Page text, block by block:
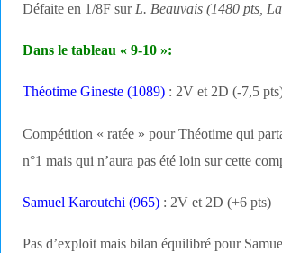
Défaite en 1/8F surL. Beauvais (1480 pts,
Dans le tableau « 9-10 »:
Théotime Gineste (1089) : 2V et 2D (-7,5
Compétition « ratée » pour Théotime qui
n°1 mais qui n’aura pas été loin sur cette
Samuel Karoutchi (965) : 2V et 2D (+6 pts)
Pas d’exploit mais bilan équilibré pour